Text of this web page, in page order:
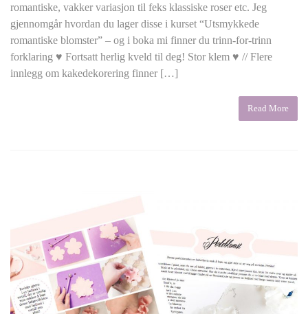
romantiske, vakker variasjon til feks klassiske roser etc. Jeg
gjennomgår hvordan du lager disse i kurset “Utsmykkede
romantiske blomster” – og i boka mi finner du trinn-for-trinn
forklaring ♥ Fortsatt herlig kveld til deg! Stor klem ♥ // Flere
innlegg om kakedekorering finner […]
Read More